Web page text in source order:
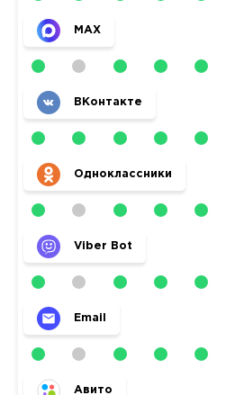
MAX
ВКонтакте
Одноклассники
Viber Bot
Email
Авито